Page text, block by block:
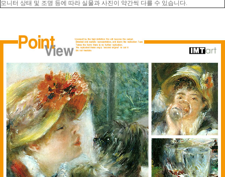
모니터 상태 및 조명 등에 따라 실물과 사진이 약간씩 다를 수 있습니다.